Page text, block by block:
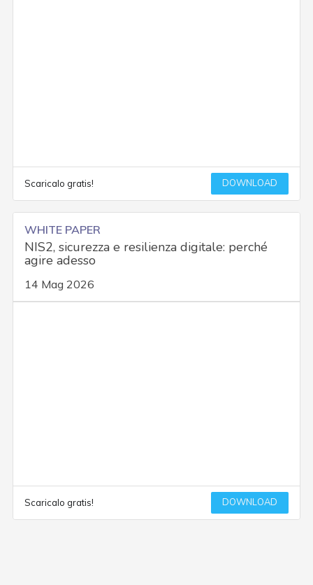
Scaricalo gratis! DOWNLOAD
WHITE PAPER
NIS2, sicurezza e resilienza digitale: perché
agire adesso
14 Mag 2026
Scaricalo gratis! DOWNLOAD